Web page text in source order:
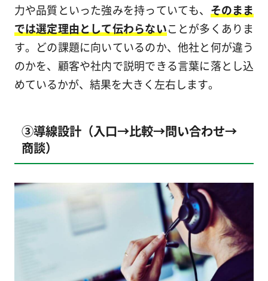
力や品質といった強みを持っていても、 そのまま
では選定理由として伝わらないことが多くありま
す。どの課題に向いているのか、他社と何が違う
のかを、顧客や社内で説明できる言葉に落とし込
めているかが、結果を大きく左右します。
③導線設計（入口→比較→問い合わせ→
商談）